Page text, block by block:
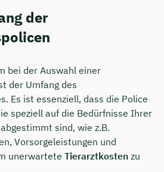
der
bei der Auswahl einer
der Umfang des
Es ist essenziell, dass die Police
speziell auf die Bedürfnisse Ihrer
sind, wie z.B.
Vorsorgeleistungen und
unerwartete Tierarztkosten zu